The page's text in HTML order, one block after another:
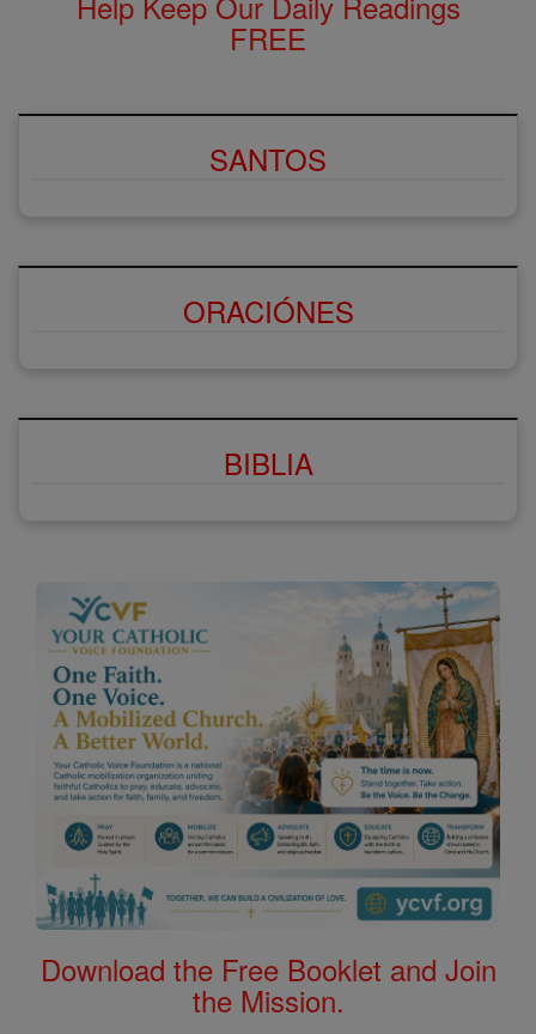
FREE
SANTOS
ORACIÓNES
BIBLIA
Download the Free Booklet and Join
the Mission.